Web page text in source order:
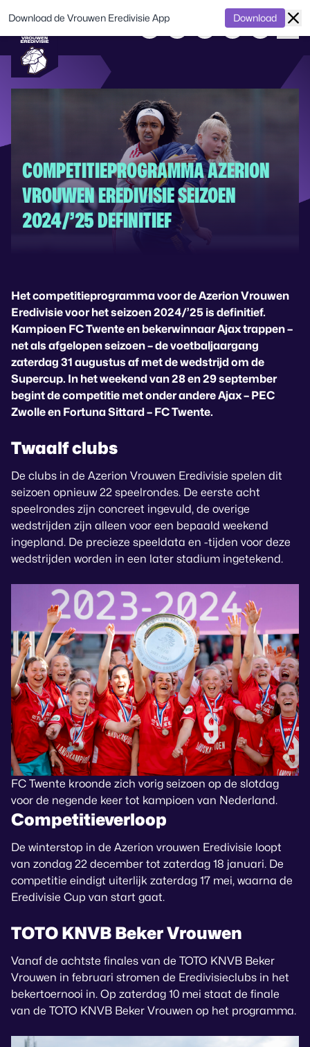
COMPETITIEPROGRAMMA AZERION
VROUWEN EREDIVISIE SEIZOEN
2024/’25 DEFINITIEF
Het competitieprogramma voor de Azerion Vrouwen
Eredivisie voor het seizoen 2024/’25 is definitief.
Kampioen FC Twente en bekerwinnaar Ajax trappen –
net als afgelopen seizoen – de voetbaljaargang
zaterdag 31 augustus af met de wedstrijd om de
Supercup. In het weekend van 28 en 29 september
begint de competitie met onder andere Ajax – PEC
Zwolle en Fortuna Sittard – FC Twente.
Twaalf clubs
De clubs in de Azerion Vrouwen Eredivisie spelen dit
seizoen opnieuw 22 speelrondes. De eerste acht
speelrondes zijn concreet ingevuld, de overige
wedstrijden zijn alleen voor een bepaald weekend
ingepland. De precieze speeldata en -tijden voor deze
wedstrijden worden in een later stadium ingetekend.
FC Twente kroonde zich vorig seizoen op de slotdag
voor de negende keer tot kampioen van Nederland.
Competitieverloop
De winterstop in de Azerion vrouwen Eredivisie loopt
van zondag 22 december tot zaterdag 18 januari. De
competitie eindigt uiterlijk zaterdag 17 mei, waarna de
Eredivisie Cup van start gaat.
TOTO KNVB Beker Vrouwen
Vanaf de achtste finales van de TOTO KNVB Beker
Vrouwen in februari stromen de Eredivisieclubs in het
bekertoernooi in. Op zaterdag 10 mei staat de finale
van de TOTO KNVB Beker Vrouwen op het programma.
Download de Vrouwen Eredivisie App Download